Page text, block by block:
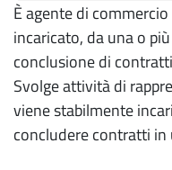
È agente di
incaricato, da una o
conclusione di
Svolge attività di
viene stabilmente
concludere contratti